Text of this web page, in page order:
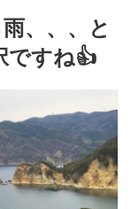
、、、と
ですね👍